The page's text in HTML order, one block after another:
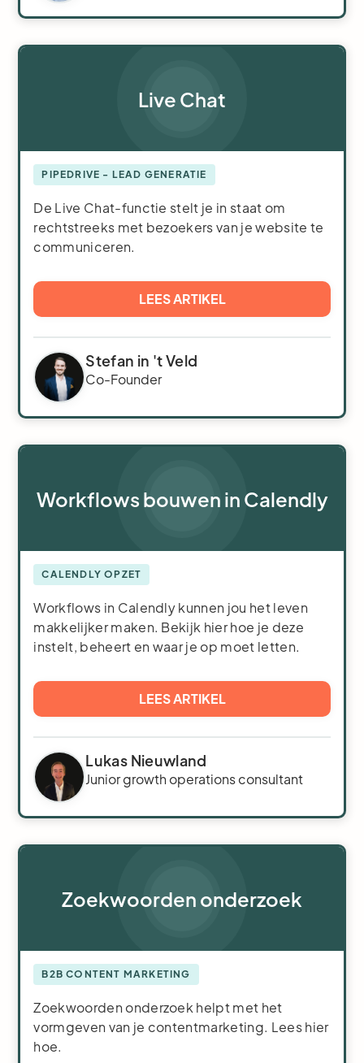
Live Chat
PIPEDRIVE - LEAD GENERATIE
De Live Chat-functie stelt je in staat om
rechtstreeks met bezoekers van je website te
communiceren.
LEES ARTIKEL
Stefan in 't Veld
Co-Founder
Workflows bouwen in Calendly
CALENDLY OPZET
Workflows in Calendly kunnen jou het leven
makkelijker maken. Bekijk hier hoe je deze
instelt, beheert en waar je op moet letten.
LEES ARTIKEL
Lukas Nieuwland
Junior growth operations consultant
Zoekwoorden onderzoek
B2B CONTENT MARKETING
Zoekwoorden onderzoek helpt met het
vormgeven van je contentmarketing. Lees hier
hoe.